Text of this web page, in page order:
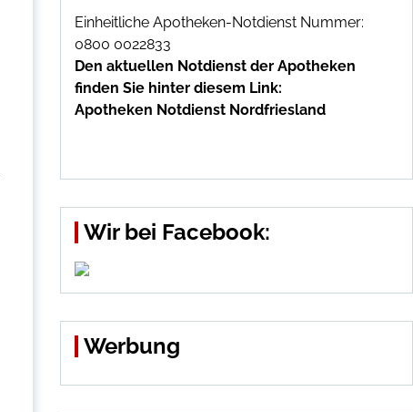
Einheitliche Apotheken-Notdienst Nummer:
0800 0022833
Den aktuellen Notdienst der Apotheken
finden Sie hinter diesem Link:
Apotheken Notdienst Nordfriesland
Wir bei Facebook:
Werbung